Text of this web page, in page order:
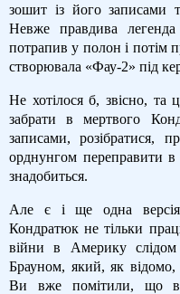
зошит із його записами
Невже правдива
потрапив у полон і потім
створювала «Фау-2» під
Не хотілося б, звісно, та
забрати в мертвого
записами, розібратися,
орднунгом переправити
знадобиться.
Але є і ще одна
Кондратюк не тільки
війни в Америку
Брауном, який, як
Ви вже помітили, що